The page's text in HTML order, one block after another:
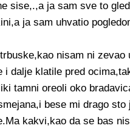
sise,.,a ja sam sve to
ja sam uhvatio
nisam ni zevao
dalje klatile pred
tamni oreoli oko
bese mi drago
kakvi,kao da se bas